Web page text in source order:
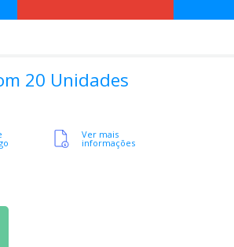
20 Unidades
Ver mais
informações